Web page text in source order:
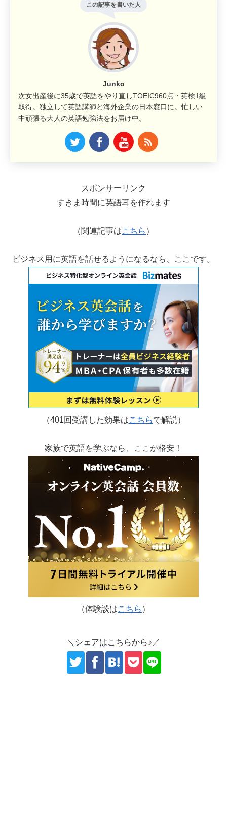
この記事を書いた人
Junko
次女出産後に35歳で英語をやり直しTOEIC960点・英検1級
取得。独立して英語講師と海外企業の日本窓口に。忙しい
中頑張る大人の英語勉強法をお届け中。
スポンサーリンク
すきま時間に英語耳を作れます
（関連記事はこちら ）
ビジネス用に英語を話せるようになるなら、ここです。
（401回受講した効果はこちらで解説）
家族で英語を学ぶなら、ここが格安！
（体験談はこちら ）
＼シェアはこちらから♪／